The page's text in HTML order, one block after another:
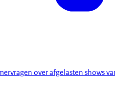
over afgelasten shows